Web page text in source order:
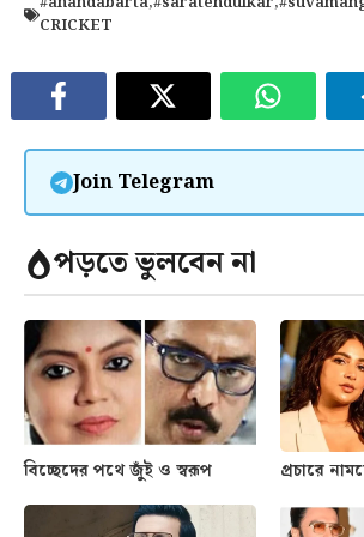
CRICKET
Join Telegram
পড়তে ভুলবেন না
বিচ্ছেদের পথে জুঁই ও স্বরূপ প্রচারে